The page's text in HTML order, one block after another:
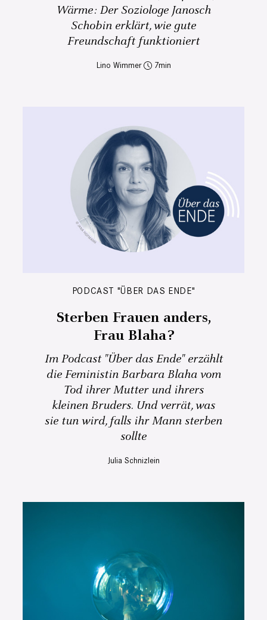
Wärme: Der Soziologe Janosch
Schobin erklärt, wie gute
Freundschaft funktioniert
Lino Wimmer 7
PODCAST "ÜBER DAS ENDE"
Sterben Frauen anders,
Frau Blaha?
Im Podcast "Über das Ende" erzählt
die Feministin Barbara Blaha vom
Tod ihrer Mutter und ihrers
kleinen Bruders. Und verrät, was
sie tun wird, falls ihr Mann sterben
sollte
Julia Schnizlein